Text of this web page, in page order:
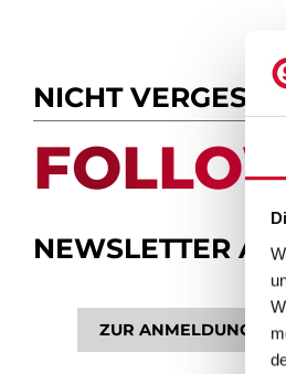
NICHT
NEWSLETTER
ZUR ANMELDUNG